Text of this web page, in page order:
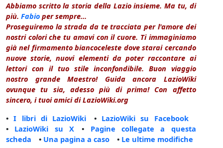
Abbiamo scritto la storia della Lazio insieme. Ma tu, di
più. Fabio per sempre...
Proseguiremo la strada da te tracciata per l'amore dei
nostri colori che tu amavi con il cuore. Ti immaginiamo
già nel firmamento biancoceleste dove starai cercando
nuove storie, nuovi elementi da poter raccontare ai
lettori con il tuo stile inconfondibile. Buon viaggio
nostro grande Maestro! Guida ancora LazioWiki
ovunque tu sia, adesso più di prima! Con affetto
sincero, i tuoi amici di LazioWiki.org
•I libri di LazioWiki • LazioWiki su Facebook
• LazioWiki su X • Pagine collegate a questa
scheda • Una pagina a caso • Le ultime modifiche